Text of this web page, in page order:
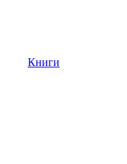
Книги